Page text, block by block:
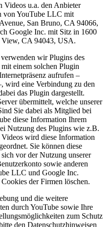
Videos u.a. den Anbieter
von YouTube LLC mit
San Bruno, CA 94066,
Google Inc. mit Sitz in 1600
View, CA 94043, USA.
wir Plugins des
einem solchen Plugin
aufrufen –
wird eine Verbindung zu den
das Plugin dargestellt.
übermittelt, welche unserer
Sie dabei als Mitglied bei
diese Information Ihrem
Nutzung des Plugins wie z.B.
wird diese Information
Sie können diese
vor der Nutzung unserer
sowie anderen
LLC und Google Inc.
der Firmen löschen.
und die weitere
durch YouTube sowie Ihre
zum Schutz
den Datenschutzhinweisen